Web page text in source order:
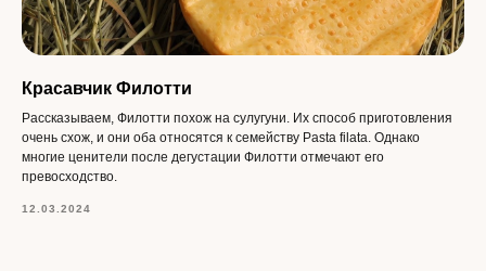
Красавчик Филотти
Рассказываем, Филотти похож на сулугуни. Их способ приготовления
очень схож, и они оба относятся к семейству Pasta filata. Однако
многие ценители после дегустации Филотти отмечают его
превосходство.
12.03.2024